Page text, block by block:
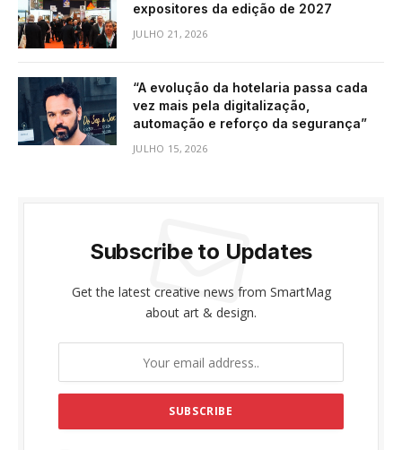
expositores da edição de 2027
JULHO 21, 2026
“A evolução da hotelaria passa cada
vez mais pela digitalização,
automação e reforço da segurança”
JULHO 15, 2026
Subscribe to Updates
Get the latest creative news from SmartMag
about art & design.